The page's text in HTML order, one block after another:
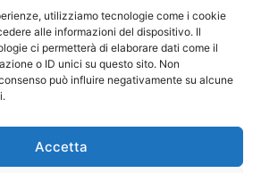
utilizziamo tecnologie come i cookie
alle informazioni del dispositivo. Il
ci permetterà di elaborare dati come il
o ID unici su questo sito. Non
può influire negativamente su alcune
Accetta